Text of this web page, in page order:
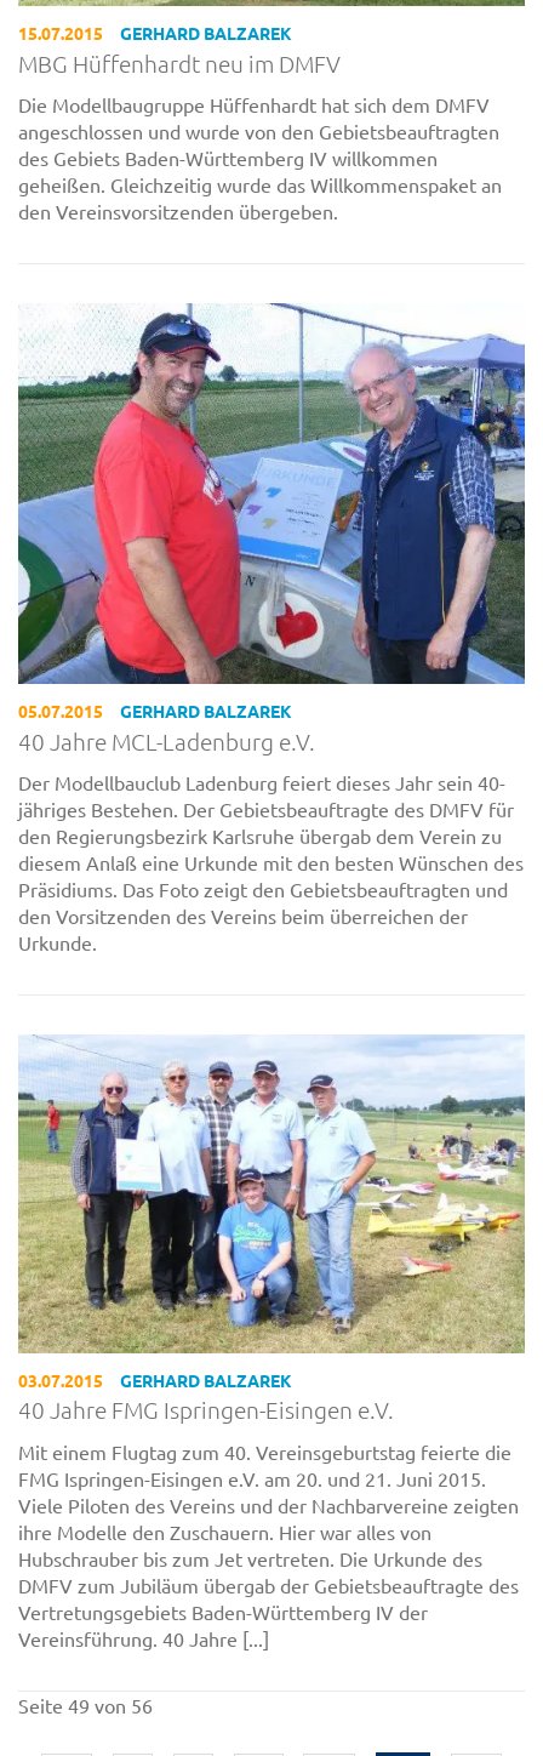
15.07.2015 GERHARD BALZAREK
MBG Hüffenhardt neu im DMFV
Die Modellbaugruppe Hüffenhardt hat sich dem DMFV
angeschlossen und wurde von den Gebietsbeauftragten
des Gebiets Baden-Württemberg IV willkommen
geheißen. Gleichzeitig wurde das Willkommenspaket an
den Vereinsvorsitzenden übergeben.
05.07.2015 GERHARD BALZAREK
40 Jahre MCL-Ladenburg e.V.
Der Modellbauclub Ladenburg feiert dieses Jahr sein 40-
jähriges Bestehen. Der Gebietsbeauftragte des DMFV für
den Regierungsbezirk Karlsruhe übergab dem Verein zu
diesem Anlaß eine Urkunde mit den besten Wünschen des
Präsidiums. Das Foto zeigt den Gebietsbeauftragten und
den Vorsitzenden des Vereins beim überreichen der
Urkunde.
03.07.2015 GERHARD BALZAREK
40 Jahre FMG Ispringen-Eisingen e.V.
Mit einem Flugtag zum 40. Vereinsgeburtstag feierte die
FMG Ispringen-Eisingen e.V. am 20. und 21. Juni 2015.
Viele Piloten des Vereins und der Nachbarvereine zeigten
ihre Modelle den Zuschauern. Hier war alles von
Hubschrauber bis zum Jet vertreten. Die Urkunde des
DMFV zum Jubiläum übergab der Gebietsbeauftragte des
Vertretungsgebiets Baden-Württemberg IV der
Vereinsführung. 40 Jahre [...]
Seite 49 von 56